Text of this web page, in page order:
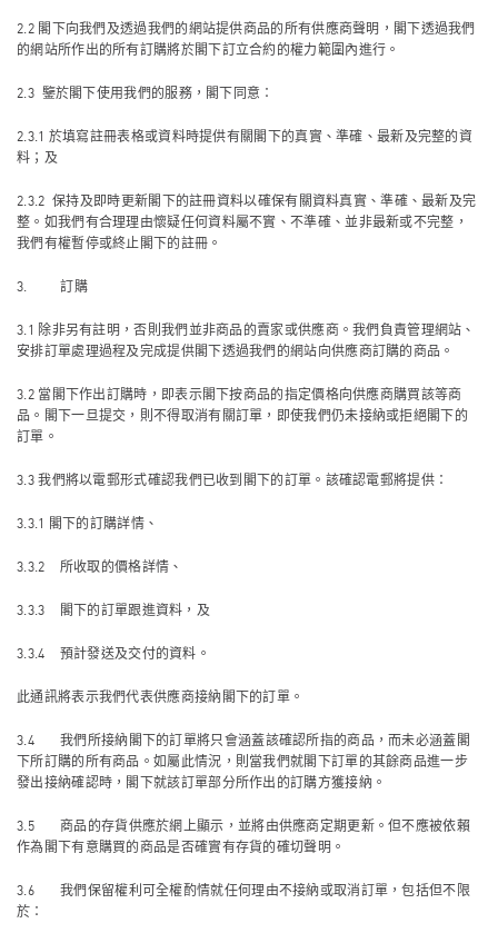
2.2 閣下向我們及透過我們的網站提供商品的所有供應商聲明，閣下透過我們
的網站所作出的所有訂購將於閣下訂立合約的權力範圍內進行。
2.3 鑒於閣下使用我們的服務，閣下同意：
2.3.1 於填寫註冊表格或資料時提供有關閣下的真實、準確、最新及完整的資
料；及
2.3.2 保持及即時更新閣下的註冊資料以確保有關資料真實、準確、最新及完
整。如我們有合理理由懷疑任何資料屬不實、不準確、並非最新或不完整，
我們有權暫停或終止閣下的註冊。
3. 訂購
3.1 除非另有註明，否則我們並非商品的賣家或供應商。我們負責管理網站、
安排訂單處理過程及完成提供閣下透過我們的網站向供應商訂購的商品。
3.2 當閣下作出訂購時，即表示閣下按商品的指定價格向供應商購買該等商
品。閣下一旦提交，則不得取消有關訂單，即使我們仍未接納或拒絕閣下的
訂單。
3.3 我們將以電郵形式確認我們已收到閣下的訂單。該確認電郵將提供：
3.3.1 閣下的訂購詳情、
3.3.2 所收取的價格詳情、
3.3.3 閣下的訂單跟進資料，及
3.3.4 預計發送及交付的資料。
此通訊將表示我們代表供應商接納閣下的訂單。
3.4 我們所接納閣下的訂單將只會涵蓋該確認所指的商品，而未必涵蓋閣
下所訂購的所有商品。如屬此情況，則當我們就閣下訂單的其餘商品進一步
發出接納確認時，閣下就該訂單部分所作出的訂購方獲接納。
3.5 商品的存貨供應於網上顯示，並將由供應商定期更新。但不應被依賴
作為閣下有意購買的商品是否確實有存貨的確切聲明。
3.6 我們保留權利可全權酌情就任何理由不接納或取消訂單，包括但不限
於：